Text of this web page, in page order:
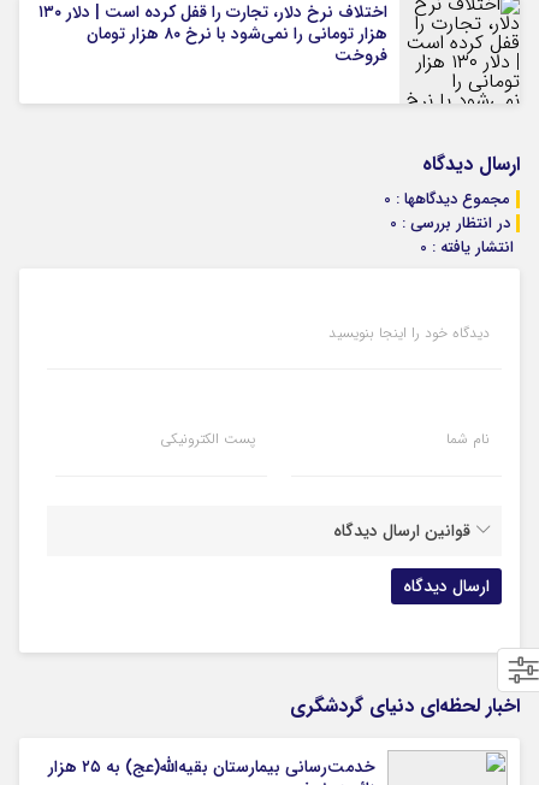
اختلاف نرخ دلار، تجارت را قفل کرده است | دلار ۱۳۰
هزار تومانی را نمی‌شود با نرخ ۸۰ هزار تومان
فروخت
ارسال دیدگاه
مجموع دیدگاهها : 0
در انتظار بررسی : 0
انتشار یافته : 0
دیدگاه خود را اینجا بنویسید
نام شما پست الکترونیکی
قوانین ارسال دیدگاه
اخبار لحظه‌ای دنیای گردشگری
خدمت‌رسانی بیمارستان بقیه‌الله(عج) به ۲۵ هزار